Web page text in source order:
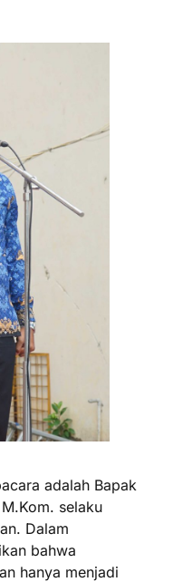
adalah Bapak
selaku
Dalam
bahwa
hanya menjadi